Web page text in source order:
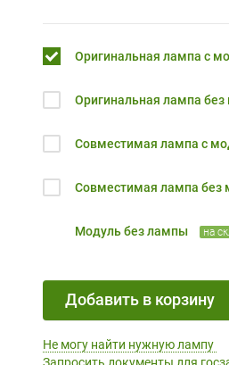
Оригинальная лампа с
Оригинальная лампа без
Совместимая лампа с
Совместимая лампа без
Модуль без лампы на
Добавить в корзину
Не могу найти нужную лампу
Запросить документы для